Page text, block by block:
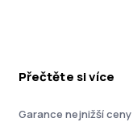
Přečtěte si více
Garance nejnižší ceny